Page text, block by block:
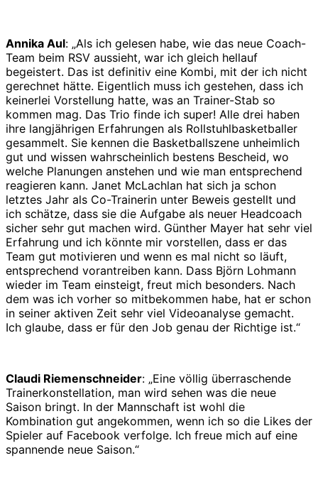
Annika Aul: „Als ich gelesen habe, wie das neue Coach-
Team beim RSV aussieht, war ich gleich hellauf
begeistert. Das ist definitiv eine Kombi, mit der ich nicht
gerechnet hätte. Eigentlich muss ich gestehen, dass ich
keinerlei Vorstellung hatte, was an Trainer-Stab so
kommen mag. Das Trio finde ich super! Alle drei haben
ihre langjährigen Erfahrungen als Rollstuhlbasketballer
gesammelt. Sie kennen die Basketballszene unheimlich
gut und wissen wahrscheinlich bestens Bescheid, wo
welche Planungen anstehen und wie man entsprechend
reagieren kann. Janet McLachlan hat sich ja schon
letztes Jahr als Co-Trainerin unter Beweis gestellt und
ich schätze, dass sie die Aufgabe als neuer Headcoach
sicher sehr gut machen wird. Günther Mayer hat sehr viel
Erfahrung und ich könnte mir vorstellen, dass er das
Team gut motivieren und wenn es mal nicht so läuft,
entsprechend vorantreiben kann. Dass Björn Lohmann
wieder im Team einsteigt, freut mich besonders. Nach
dem was ich vorher so mitbekommen habe, hat er schon
in seiner aktiven Zeit sehr viel Videoanalyse gemacht.
Ich glaube, dass er für den Job genau der Richtige ist.“
Claudi Riemenschneider: „Eine völlig überraschende
Trainerkonstellation, man wird sehen was die neue
Saison bringt. In der Mannschaft ist wohl die
Kombination gut angekommen, wenn ich so die Likes der
Spieler auf Facebook verfolge. Ich freue mich auf eine
spannende neue Saison.“